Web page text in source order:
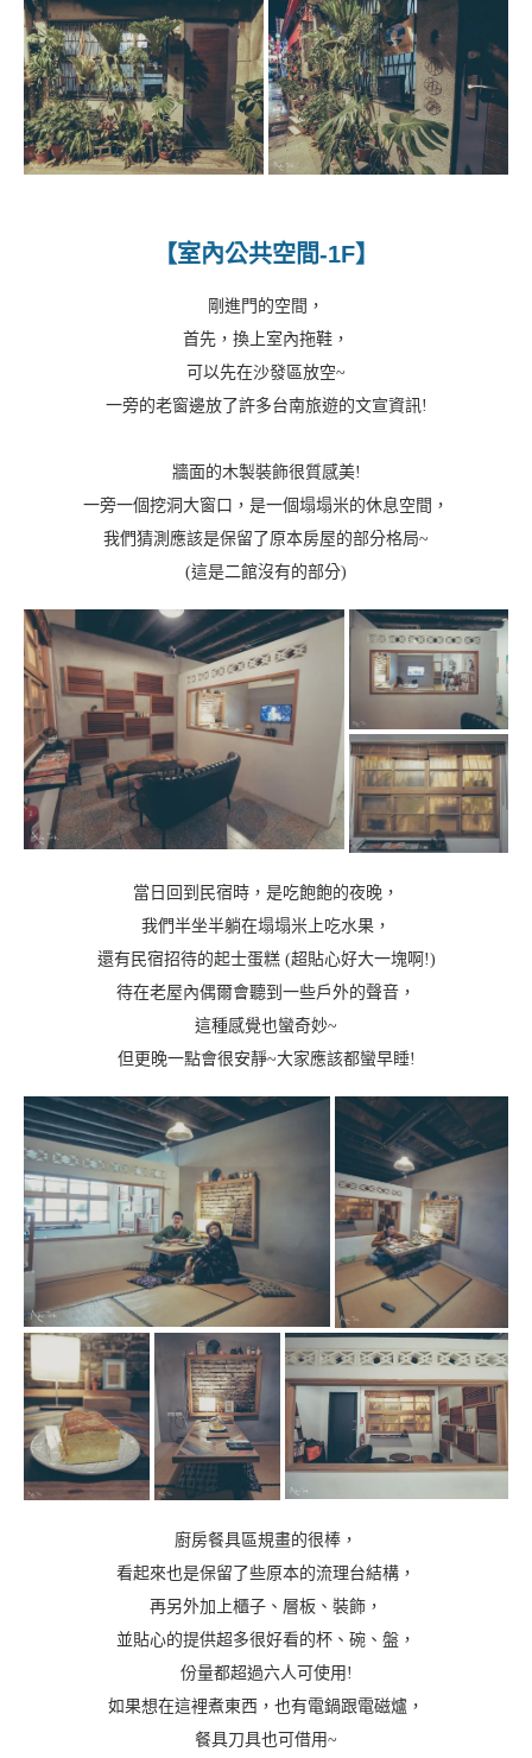
【室內公共空間-1F】
剛進門的空間，
首先，換上室內拖鞋，
可以先在沙發區放空~
一旁的老窗邊放了許多台南旅遊的文宣資訊!
牆面的木製裝飾很質感美!
一旁一個挖洞大窗口，是一個塌塌米的休息空間，
我們猜測應該是保留了原本房屋的部分格局~
(這是二館沒有的部分)
當日回到民宿時，是吃飽飽的夜晚，
我們半坐半躺在塌塌米上吃水果，
還有民宿招待的起士蛋糕 (超貼心好大一塊啊!)
待在老屋內偶爾會聽到一些戶外的聲音，
這種感覺也蠻奇妙~
但更晚一點會很安靜~大家應該都蠻早睡!
廚房餐具區規畫的很棒，
看起來也是保留了些原本的流理台結構，
再另外加上櫃子、層板、裝飾，
並貼心的提供超多很好看的杯、碗、盤，
份量都超過六人可使用!
如果想在這裡煮東西，也有電鍋跟電磁爐，
餐具刀具也可借用~